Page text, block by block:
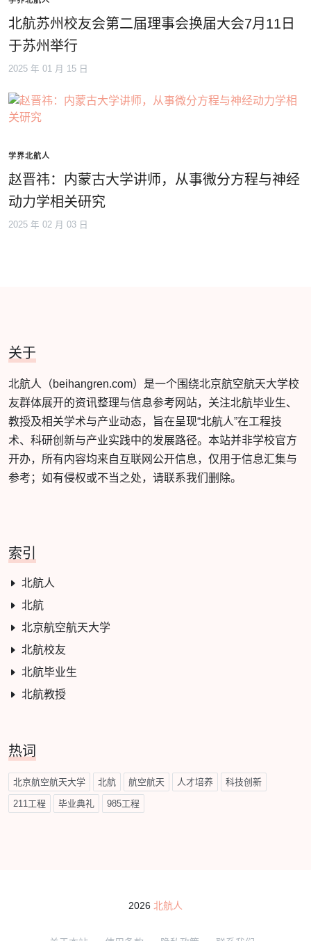
北航苏州校友会第二届理事会换届大会7月11日
于苏州举行
2025 年 01 月 15 日
学界北航人
赵晋祎：内蒙古大学讲师，从事微分方程与神经
动力学相关研究
2025 年 02 月 03 日
关于
北航人（beihangren.com）是一个围绕北京航空航天大学校
友群体展开的资讯整理与信息参考网站，关注北航毕业生、
教授及相关学术与产业动态，旨在呈现“北航人”在工程技
术、科研创新与产业实践中的发展路径。本站并非学校官方
开办，所有内容均来自互联网公开信息，仅用于信息汇集与
参考；如有侵权或不当之处，请联系我们删除。
索引
北航人
北航
北京航空航天大学
北航校友
北航毕业生
北航教授
热词
北京航空航天大学 北航 航空航天 人才培养 科技创新
211工程 毕业典礼 985工程
2026 北航人